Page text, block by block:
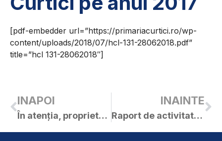
[pdf-embedder url=”https://primariacurtici.ro/wp-
content/uploads/2018/07/hcl-131-28062018.pdf”
title=”hcl 131-28062018″]
INAPOI
În atenția, proprietarilor și a deținătorilor de terenuri, administratorilor drumurilor publice și a cailor ferate, referitor la combaterea ambroziei
INAINTE
Raport de activitate al Consiliului local Curtici pe anul 2017